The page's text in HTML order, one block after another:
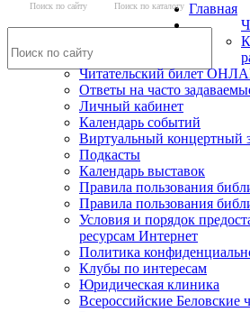
Поиск по сайту Поиск по каталогу Главная
Читательский билет
Ответы на часто
Личный кабинет
Календарь событий
Виртуальный концертный
Подкасты
Календарь выставок
Правила пользования
Правила пользования
Условия и порядок
ресурсам Интернет
Политика
Клубы по интересам
Юридическая клиника
Всероссийские Беловские